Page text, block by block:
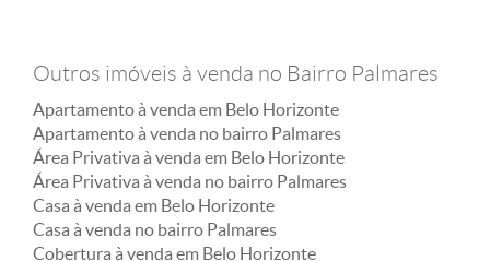
Outros imóveis à venda no Bairro Palmares
Apartamento à venda em Belo Horizonte
Apartamento à venda no bairro Palmares
Área Privativa à venda em Belo Horizonte
Área Privativa à venda no bairro Palmares
Casa à venda em Belo Horizonte
Casa à venda no bairro Palmares
Cobertura à venda em Belo Horizonte